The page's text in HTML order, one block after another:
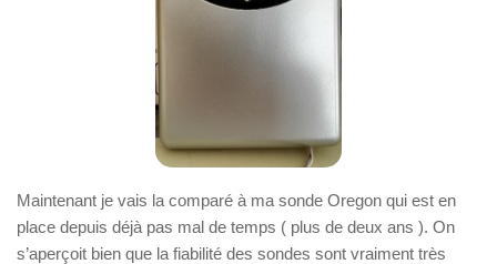
Maintenant je vais la comparé à ma sonde Oregon qui est en
place depuis déjà pas mal de temps ( plus de deux ans ). On
s’aperçoit bien que la fiabilité des sondes sont vraiment très